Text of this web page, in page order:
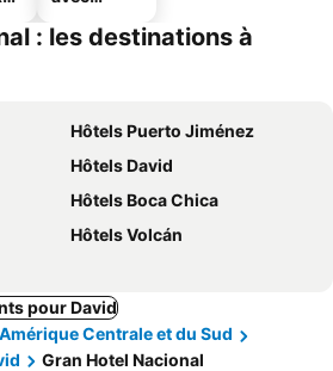
: les destinations à
Hôtels Puerto Jiménez
Hôtels David
Hôtels Boca Chica
Hôtels Volcán
pour David
Amérique Centrale et du Sud
Gran Hotel Nacional